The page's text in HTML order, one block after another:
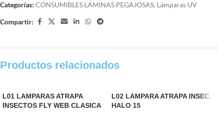
Categorías: CONSUMIBLES LÁMINAS PEGAJOSAS, Lámparas UV
Compartir:
Productos relacionados
L01 LAMPARAS ATRAPA
INSECTOS FLY WEB CLASICA
L02 LAMPARA ATRAPA INSEC.
HALO 15